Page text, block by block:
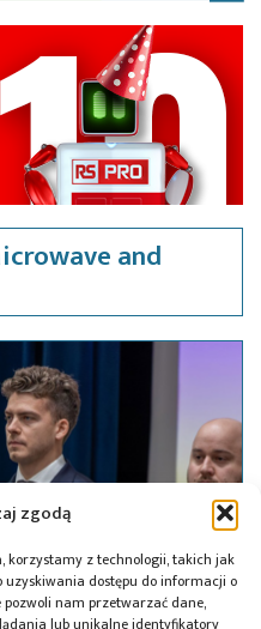
zgodą
korzystamy z technologii, takich jak
dostępu do informacji o
nam przetwarzać dane,
lub unikalne identyfikatory
and